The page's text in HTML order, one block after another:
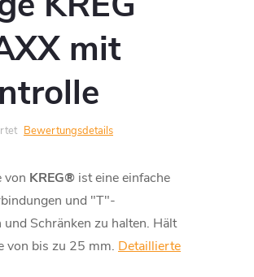
mit
Bewertungsdetails
von KREG® ist eine einfache
und "T"-
Schränken zu halten. Hält
von bis zu 25 mm. Detaillierte